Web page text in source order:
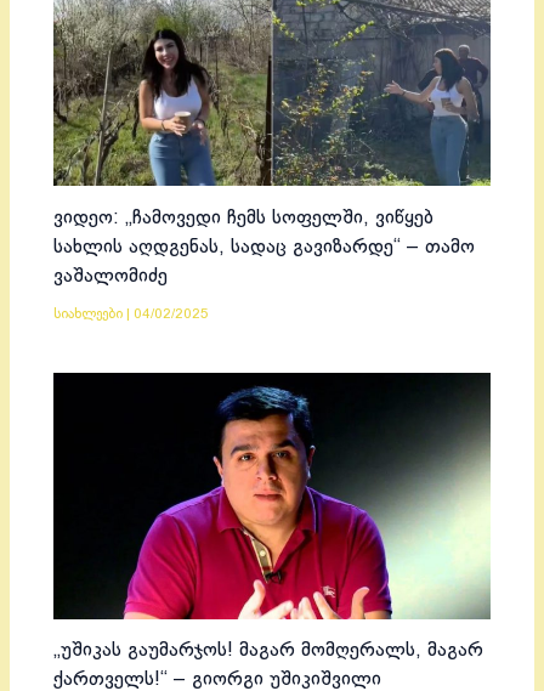
ვიდეო: „ჩამოვედი ჩემს სოფელში, ვიწყებ
სახლის აღდგენას, სადაც გავიზარდე“ – თამო
ვაშალომიძე
სიახლეები 04/02/2025
„უშიკას გაუმარჯოს! მაგარ მომღერალს, მაგარ
ქართველს!“ – გიორგი უშიკიშვილი